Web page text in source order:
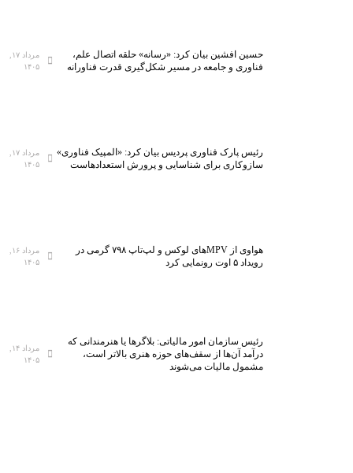
حسین افشین بیان کرد: «رسانه» حلقه اتصال علم،
فناوری و جامعه در مسیر شکل‌گیری قدرت فناورانه
مرداد ۱۷,
۱۴۰۵
رئیس پارک فناوری پردیس بیان کرد: «المپیک فناوری»
سازوکاری برای شناسایی و پرورش استعدادهاست
مرداد ۱۷,
۱۴۰۵
هواوی از MPVهای لوکس و لپ‌تاپ ۷۹۸ گرمی در
رویداد ۵ اوت رونمایی کرد
مرداد ۱۶,
۱۴۰۵
رئیس سازمان امور مالیاتی: بلاگر‌ها یا هنرمندانی که
درآمد آن‌ها از سقف‌های حوزه هنری بالاتر است،
مشمول مالیات می‌شوند
مرداد ۱۴,
۱۴۰۵